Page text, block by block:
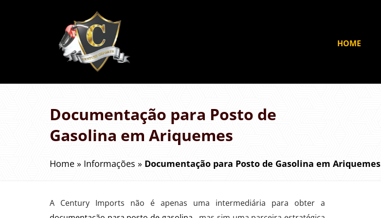
HOME
Documentação para Posto de
Gasolina em Ariquemes
Home » Informações » Documentação para Posto de Gasolina em Ariquemes
A Century Imports não é apenas uma intermediária para obter a